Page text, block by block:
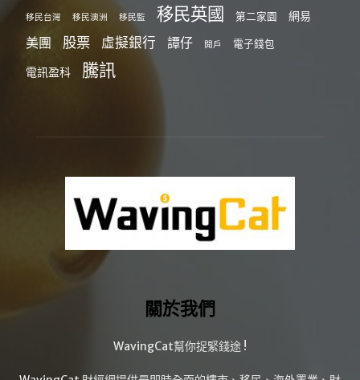
移民台灣 移民澳洲 移民監 移民英國 第二家園 網易
美團 股票 虛擬銀行 譚仔 開戶 電子錢包
電訊盈科 騰訊
關於我們
WavingCat幫你捉緊錢途 !